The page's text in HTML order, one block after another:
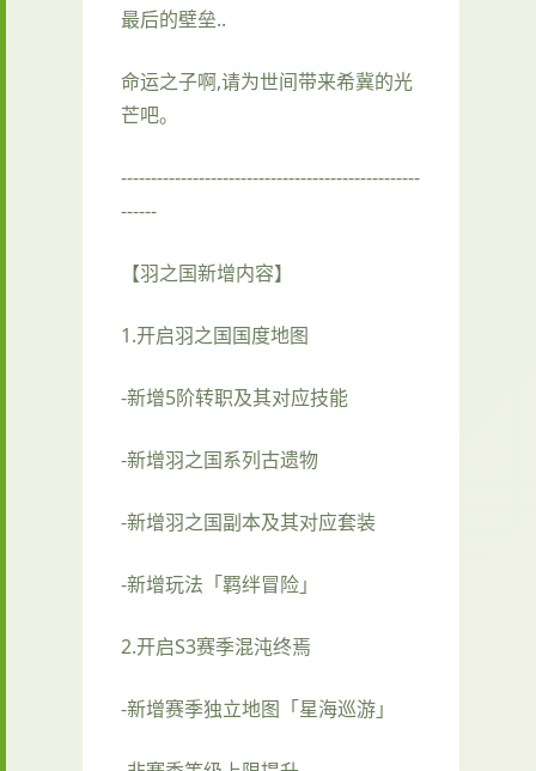
最后的壁垒..
命运之子啊,请为世间带来希冀的光
芒吧。
--------------------------------------------------
------
【羽之国新增内容】
1.开启羽之国国度地图
-新增5阶转职及其对应技能
-新增羽之国系列古遗物
-新增羽之国副本及其对应套装
-新增玩法「羁绊冒险」
2.开启S3赛季混沌终焉
-新增赛季独立地图「星海巡游」